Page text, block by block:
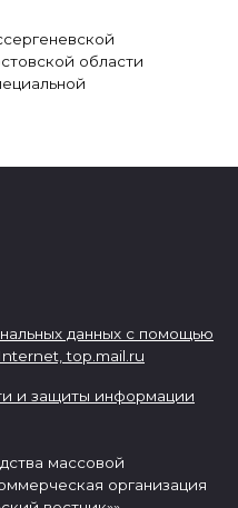
области
данных с помощью
top.mail.ru
и защиты информации
массовой
организация